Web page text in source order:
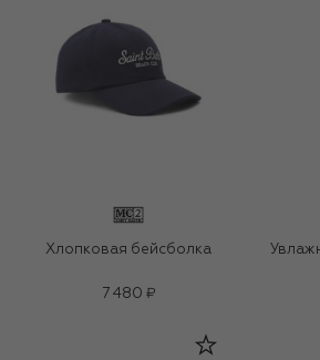
Хлопковая бейсболка
7 480 ₽